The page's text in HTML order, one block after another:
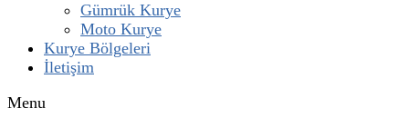
Gümrük Kurye
Moto Kurye
Kurye Bölgeleri
İletişim
Menu